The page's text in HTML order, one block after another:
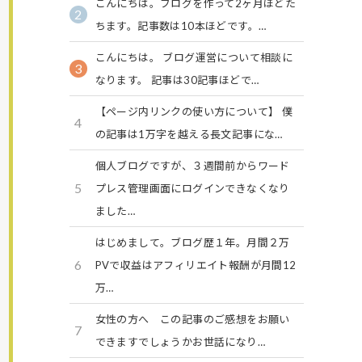
2
こんにちは。ブログを作って2ヶ月ほどた
ちます。記事数は10本ほどです。…
3
こんにちは。 ブログ運営について相談に
なります。 記事は30記事ほどで…
4
【ページ内リンクの使い方について】 僕
の記事は1万字を越える長文記事にな…
5
個人ブログですが、３週間前からワード
プレス管理画面にログインできなくなり
ました…
6
はじめまして。ブログ歴１年。月間２万
PVで収益はアフィリエイト報酬が月間12
万…
7
女性の方へ この記事のご感想をお願い
できますでしょうかお世話になり…